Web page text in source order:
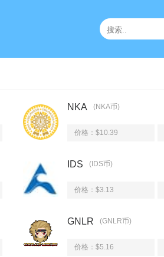
NKA (NKA币)
价格：$10.39
IDS (IDS币)
价格：$3.13
GNLR (GNLR币)
价格：$5.16